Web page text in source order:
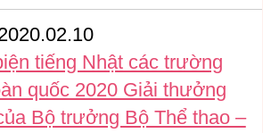
tiếng Nhật các trường
quốc 2020 Giải thưởng
Bộ trưởng Bộ Thể thao –